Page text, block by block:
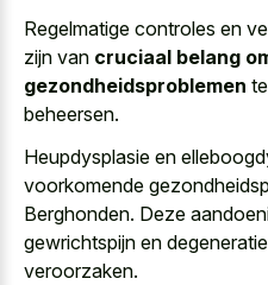
Regelmatige controles en
zijn van cruciaal belang
gezondheidsproblemen
beheersen.
Heupdysplasie en
voorkomende
Berghonden. Deze
gewrichtspijn en
veroorzaken.